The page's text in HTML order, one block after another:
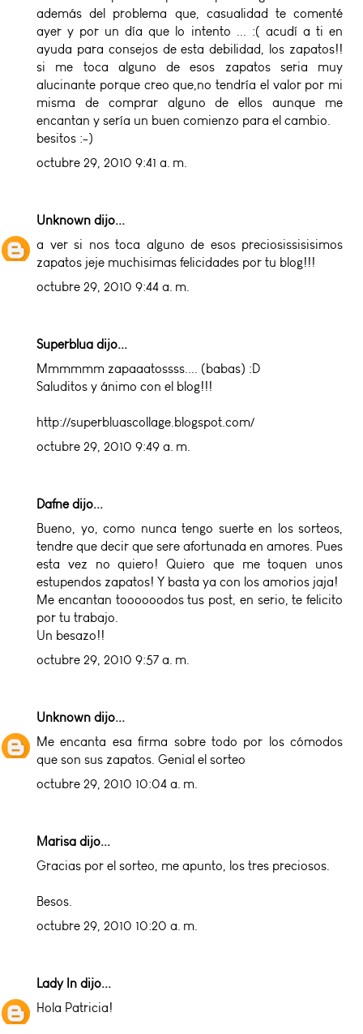
además del problema que, casualidad te comenté
ayer y por un día que lo intento ... :( acudí a ti en
ayuda para consejos de esta debilidad, los zapatos!!
si me toca alguno de esos zapatos seria muy
alucinante porque creo que,no tendría el valor por mi
misma de comprar alguno de ellos aunque me
encantan y sería un buen comienzo para el cambio.
besitos :-)
octubre 29, 2010 9:41 a. m.
Unknown dijo...
a ver si nos toca alguno de esos preciosissisisimos
zapatos jeje muchisimas felicidades por tu blog!!!
octubre 29, 2010 9:44 a. m.
Superblua dijo...
Mmmmmm zapaaatossss.... (babas) :D
Saluditos y ánimo con el blog!!!
http://superbluascollage.blogspot.com/
octubre 29, 2010 9:49 a. m.
Dafne dijo...
Bueno, yo, como nunca tengo suerte en los sorteos,
tendre que decir que sere afortunada en amores. Pues
esta vez no quiero! Quiero que me toquen unos
estupendos zapatos! Y basta ya con los amorios jaja!
Me encantan toooooodos tus post, en serio, te felicito
por tu trabajo.
Un besazo!!
octubre 29, 2010 9:57 a. m.
Unknown dijo...
Me encanta esa firma sobre todo por los cómodos
que son sus zapatos. Genial el sorteo
octubre 29, 2010 10:04 a. m.
Marisa dijo...
Gracias por el sorteo, me apunto, los tres preciosos.
Besos.
octubre 29, 2010 10:20 a. m.
Lady In dijo...
Hola Patricia!